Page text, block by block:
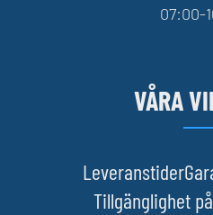
07:00-
VÅRA
Leveranstider
Tillgänglighet